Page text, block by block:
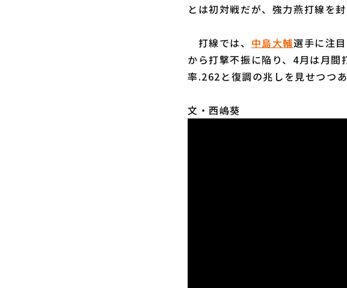
とは初対戦だが、強力燕打線を封
打線では、 中島大輔選手に注
から打撃不振に陥り、4月は月
率.262と復調の兆しを見せつつ
文・西嶋葵